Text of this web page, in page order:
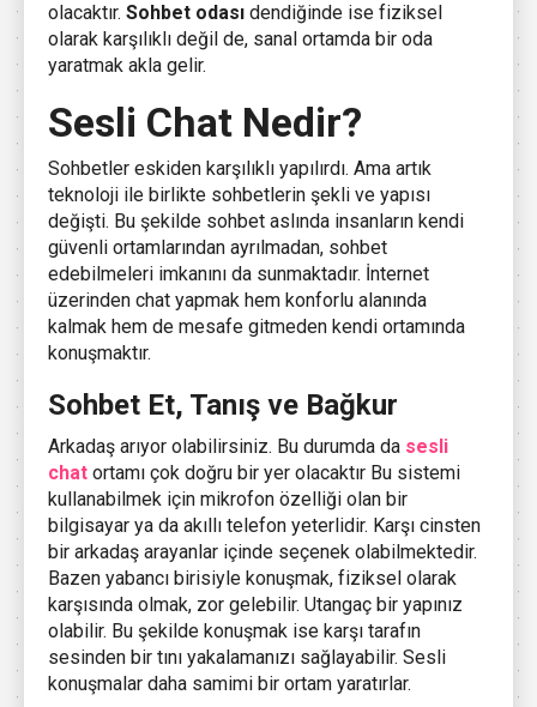
olacaktır. Sohbet odası dendiğinde ise fiziksel
olarak karşılıklı değil de, sanal ortamda bir oda
yaratmak akla gelir.
Sesli Chat Nedir?
Sohbetler eskiden karşılıklı yapılırdı. Ama artık
teknoloji ile birlikte sohbetlerin şekli ve yapısı
değişti. Bu şekilde sohbet aslında insanların kendi
güvenli ortamlarından ayrılmadan, sohbet
edebilmeleri imkanını da sunmaktadır. İnternet
üzerinden chat yapmak hem konforlu alanında
kalmak hem de mesafe gitmeden kendi ortamında
konuşmaktır.
Sohbet Et, Tanış ve Bağkur
Arkadaş arıyor olabilirsiniz. Bu durumda da sesli
chat ortamı çok doğru bir yer olacaktır Bu sistemi
kullanabilmek için mikrofon özelliği olan bir
bilgisayar ya da akıllı telefon yeterlidir. Karşı cinsten
bir arkadaş arayanlar içinde seçenek olabilmektedir.
Bazen yabancı birisiyle konuşmak, fiziksel olarak
karşısında olmak, zor gelebilir. Utangaç bir yapınız
olabilir. Bu şekilde konuşmak ise karşı tarafın
sesinden bir tını yakalamanızı sağlayabilir. Sesli
konuşmalar daha samimi bir ortam yaratırlar.